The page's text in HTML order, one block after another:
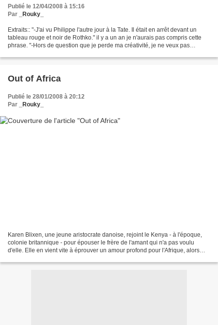
Publié le 12/04/2008 à 15:16
Par
_Rouky_
Extraits:: "-J'ai vu Philippe l'autre jour à la Tate. Il était en arrêt devant un
tableau rouge et noir de Rothko." il y a un an je n'aurais pas compris cette
phrase. "-Hors de question que je perde ma créativité, je ne veux pas
Out of Africa
Publié le 28/01/2008 à 20:12
Par
_Rouky_
Karen Blixen, une jeune aristocrate danoise, rejoint le Kenya - à l'époque,
colonie britannique - pour épouser le frère de l'amant qui n'a pas voulu
d'elle. Elle en vient vite à éprouver un amour profond pour l'Afrique, alors